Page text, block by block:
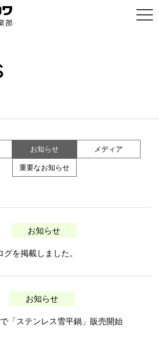
t
o
お知らせ メディア
重要なお知らせ
お知らせ
を掲載しました。
お知らせ
「ステンレス雪平鍋」販売開始